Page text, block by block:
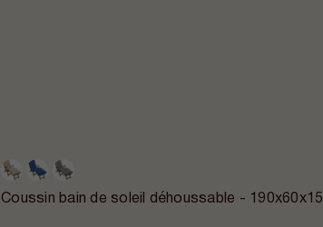
Coussin bain de soleil déhoussable -